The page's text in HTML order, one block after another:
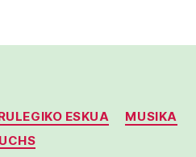
ESKUA
MUSIKA